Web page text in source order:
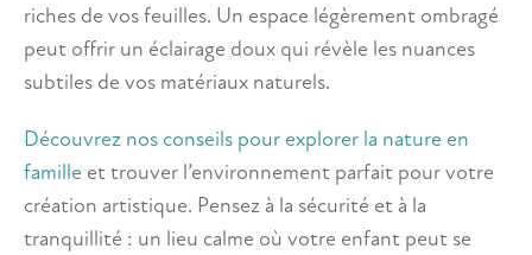
riches de vos feuilles. Un espace légèrement ombragé
peut offrir un éclairage doux qui révèle les nuances
subtiles de vos matériaux naturels.
Découvrez nos conseils pour explorer la nature en
famille et trouver l’environnement parfait pour votre
création artistique. Pensez à la sécurité et à la
tranquillité : un lieu calme où votre enfant peut se